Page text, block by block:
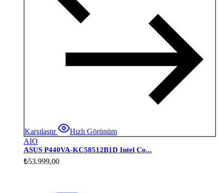
Karşılaştır
Hızlı Görünüm
AIO
ASUS P440VA-KC58512B1D Intel Co...
₺53.999,00